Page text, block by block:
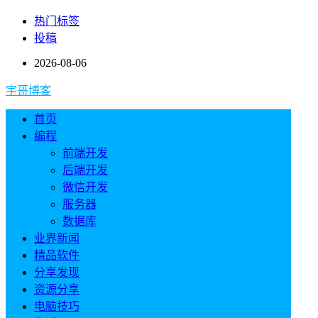
热门标签
投稿
2026-08-06
宇哥博客
首页
编程
前端开发
后端开发
微信开发
服务器
数据库
业界新闻
精品软件
分享发现
资源分享
电脑技巧